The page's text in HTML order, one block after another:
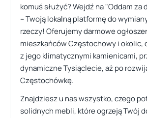
komuś służyć? Wejdź na "Oddam za
– Twoją lokalną platformę do
rzeczy! Oferujemy darmowe
mieszkańców Częstochowy i okolic,
z jego klimatycznymi kamienicami,
dynamiczne Tysiąclecie, aż po
Częstochówkę.
Znajdziesz u nas wszystko, czego
solidnych mebli, które ogrzeją Twój